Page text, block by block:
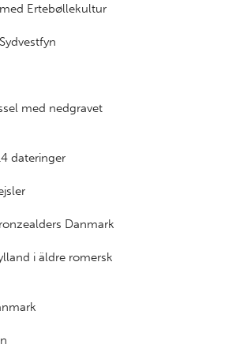
Ertebøllekultur
med nedgravet
dateringer
Danmark
i äldre romersk